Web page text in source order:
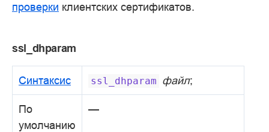
проверки клиентских сертификатов.
ssl_dhparam
Синтаксис ssl_dhparam файл;
По
умолчанию
—